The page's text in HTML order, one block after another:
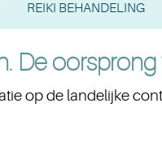
REIKI BEHANDELING
De
op de landelijke